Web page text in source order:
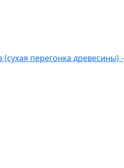
перегонка древесины) -